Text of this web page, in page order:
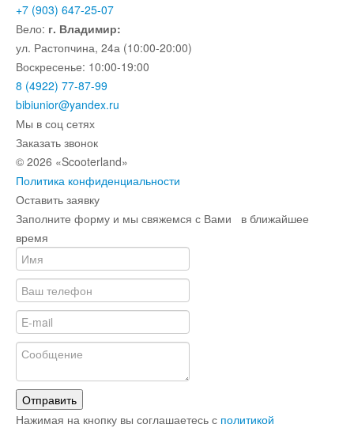
+7 (903) 647-25-07
Вело: г. Владимир:
ул. Растопчина, 24а (10:00-20:00)
Воскресенье: 10:00-19:00
8 (4922) 77-87-99
bibiunior@yandex.ru
Мы в соц сетях
Заказать звонок
© 2026 «Scooterland»
Политика конфиденциальности
Оставить заявку
Заполните форму и мы свяжемся с Вами в ближайшее
время
Отправить
Нажимая на кнопку вы соглашаетесь с политикой